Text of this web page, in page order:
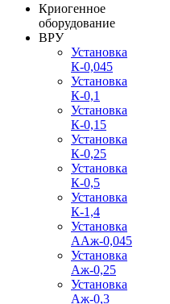
Криогенное
оборудование
ВРУ
Установка
К-0,045
Установка
К-0,1
Установка
К-0,15
Установка
К-0,25
Установка
К-0,5
Установка
К-1,4
Установка
ААж-0,045
Установка
Аж-0,25
Установка
Аж-0,3